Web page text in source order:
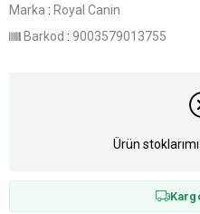
Marka : Royal Canin
Barkod : 9003579013755
Ürün